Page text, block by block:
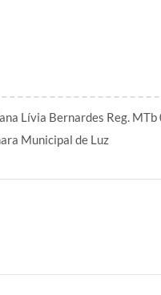
Lívia Bernardes Reg.
Municipal de Luz